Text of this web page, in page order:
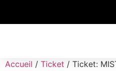
Accueil / Ticket / Ticket: